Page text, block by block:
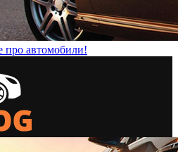
про автомобили!